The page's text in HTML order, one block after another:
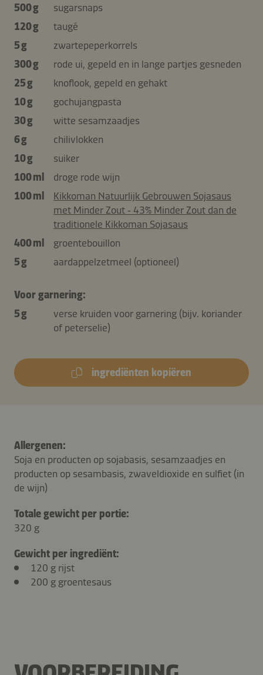
500 g
sugarsnaps
120 g
taugé
5 g
zwartepeperkorrels
300 g
rode ui, gepeld en in lange partjes gesneden
25 g
knoflook, gepeld en gehakt
10 g
gochujangpasta
30 g
witte sesamzaadjes
6 g
chilivlokken
10 g
suiker
100 ml
droge rode wijn
100 ml
Kikkoman Natuurlijk Gebrouwen Sojasaus
met Minder Zout ‑ 43% Minder Zout dan de
traditionele Kikkoman Sojasaus
400 ml
groentebouillon
5 g
aardappelzetmeel (optioneel)
Voor garnering:
5 g
verse kruiden voor garnering (bijv. koriander
of peterselie)
ingrediënten kopiëren
Allergenen:
Soja en producten op sojabasis, sesamzaadjes en
producten op sesambasis, zwaveldioxide en sulfiet (in
de wijn)
Totale gewicht per portie:
320 g
Gewicht per ingrediënt:
120 g rijst
200 g groentesaus